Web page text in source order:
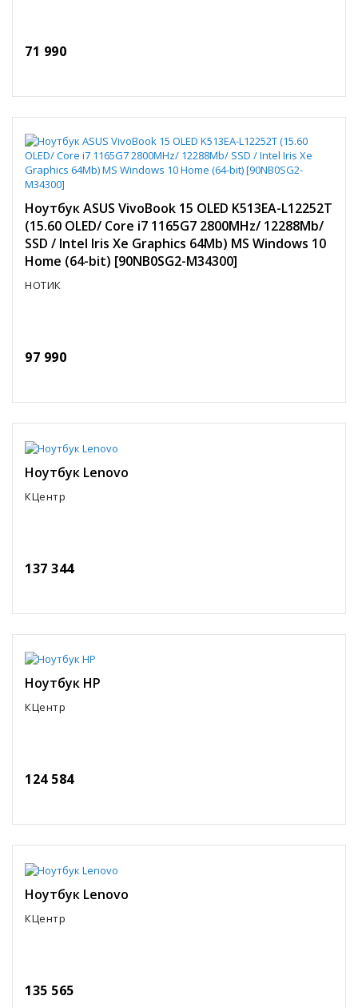
71 990
Ноутбук ASUS VivoBook 15 OLED K513EA-L12252T
(15.60 OLED/ Core i7 1165G7 2800MHz/ 12288Mb/
SSD / Intel Iris Xe Graphics 64Mb) MS Windows 10
Home (64-bit) [90NB0SG2-M34300]
НОТИК
97 990
Ноутбук Lenovo
КЦентр
137 344
Ноутбук HP
КЦентр
124 584
Ноутбук Lenovo
КЦентр
135 565